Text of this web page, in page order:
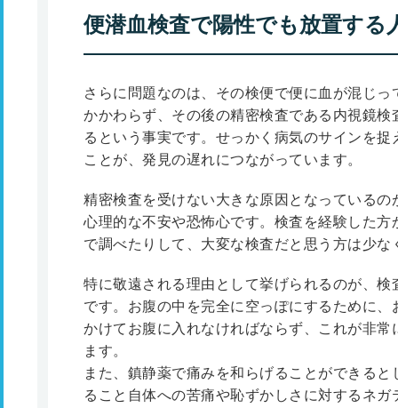
便潜血検査で陽性でも放置する
さらに問題なのは、その検便で便に血が混じ
かかわらず、その後の精密検査である内視鏡
るという事実です。せっかく病気のサインを
ことが、発見の遅れにつながっています。
精密検査を受けない大きな原因となっている
心理的な不安や恐怖心です。検査を経験した
で調べたりして、大変な検査だと思う方は少な
特に敬遠される理由として挙げられるのが、
です。お腹の中を完全に空っぽにするために
かけてお腹に入れなければならず、これが非
ます。
また、鎮静薬で痛みを和らげることができる
ること自体への苦痛や恥ずかしさに対するネ